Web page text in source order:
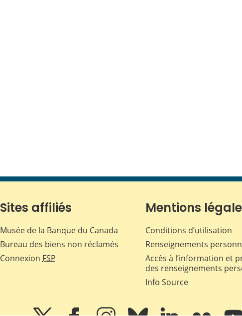
Sites affiliés
Musée de la Banque du Canada
Bureau des biens non réclamés
Connexion FSP
Mentions
Conditions d’utilisation
Renseignements
Accès à l’information et
des renseignements
Info Source